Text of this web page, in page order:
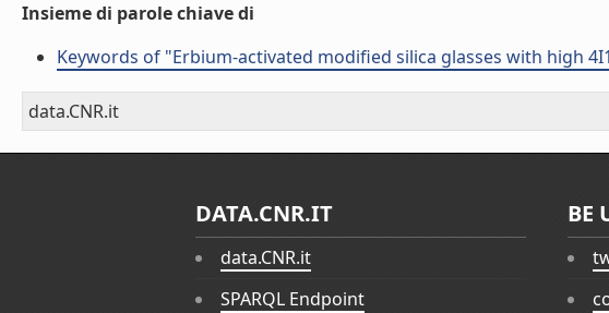
Insieme di parole chiave di
Keywords of "Erbium-activated modified silica glasses with high
data.CNR.it
DATA.CNR.IT
data.CNR.it
SPARQL Endpoint
BE